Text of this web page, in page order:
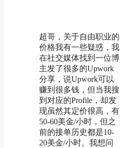
超哥，关于自由职业的
价格我有一些疑惑，我
在社交媒体找到一位博
主发了很多的Upwork
分享，说Upwork可以
赚到很多钱，但当我搜
到对应的Profile，却发
现虽然其定价很高，有
50-60美金/小时，但之
前的接单历史都是10-
20美金/小时。我想问